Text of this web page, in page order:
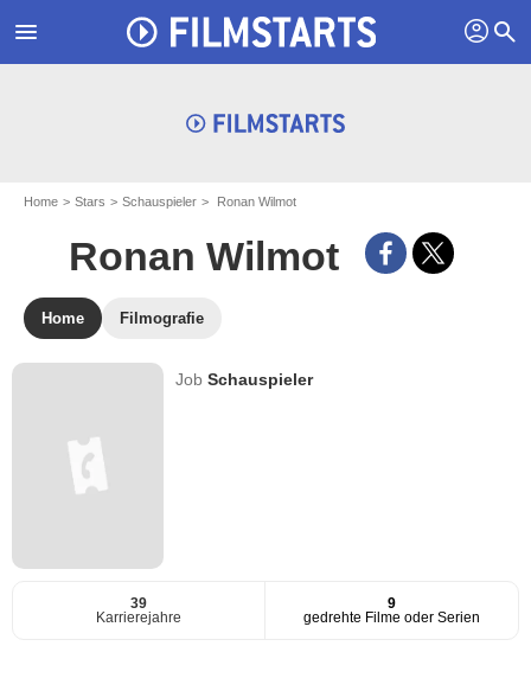
menu profil search
Home Stars Schauspieler Ronan Wilmot
Ronan Wilmot
Home Filmografie
JobSchauspieler
39
Karrierejahre
9
gedrehte Filme oder Serien